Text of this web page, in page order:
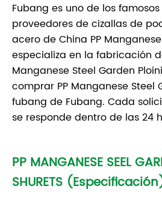
Fubang es uno de los
proveedores de cizallas de
acero de China PP
especializa en la fabricación
Manganese Steel Garden
comprar PP Manganese Steel
fubang de Fubang. Cada
se responde dentro de las 24
PP MANGANESE SEEL
SHURETS